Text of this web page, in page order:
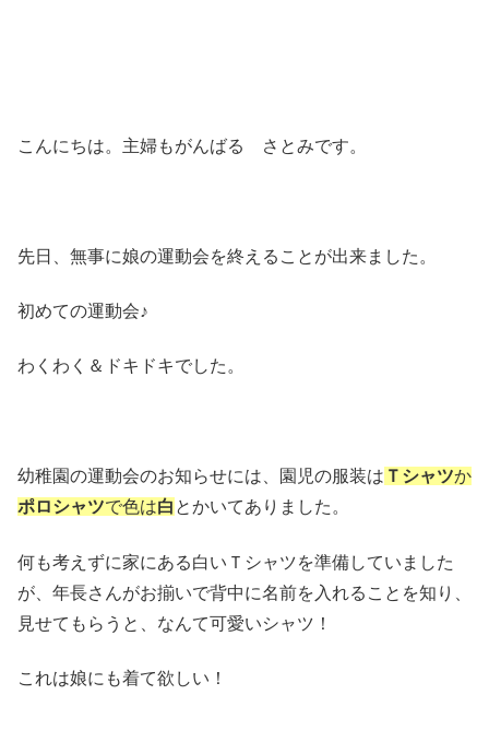
こんにちは。主婦もがんばる さとみです。
先日、無事に娘の運動会を終えることが出来ました。
初めての運動会♪
わくわく＆ドキドキでした。
幼稚園の運動会のお知らせには、園児の服装は Ｔシャツか
ポロシャツで色は白 とかいてありました。
何も考えずに家にある白いＴシャツを準備していました
が、年長さんがお揃いで背中に名前を入れることを知り、
見せてもらうと、なんて可愛いシャツ！
これは娘にも着て欲しい！